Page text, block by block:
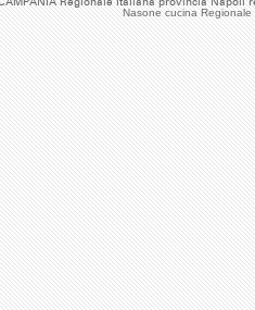
Nasone cucina Regionale